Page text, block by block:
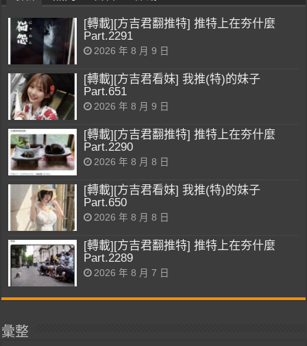
[轉載][方吉君翻推特] 推特上在夯什麼
Part.2291
2026 年 8 月 9 日
[轉載][方吉君看妹] 我推(特)的妹子
Part.651
2026 年 8 月 9 日
[轉載][方吉君翻推特] 推特上在夯什麼
Part.2290
2026 年 8 月 8 日
[轉載][方吉君看妹] 我推(特)的妹子
Part.650
2026 年 8 月 8 日
[轉載][方吉君翻推特] 推特上在夯什麼
Part.2289
2026 年 8 月 7 日
彙整